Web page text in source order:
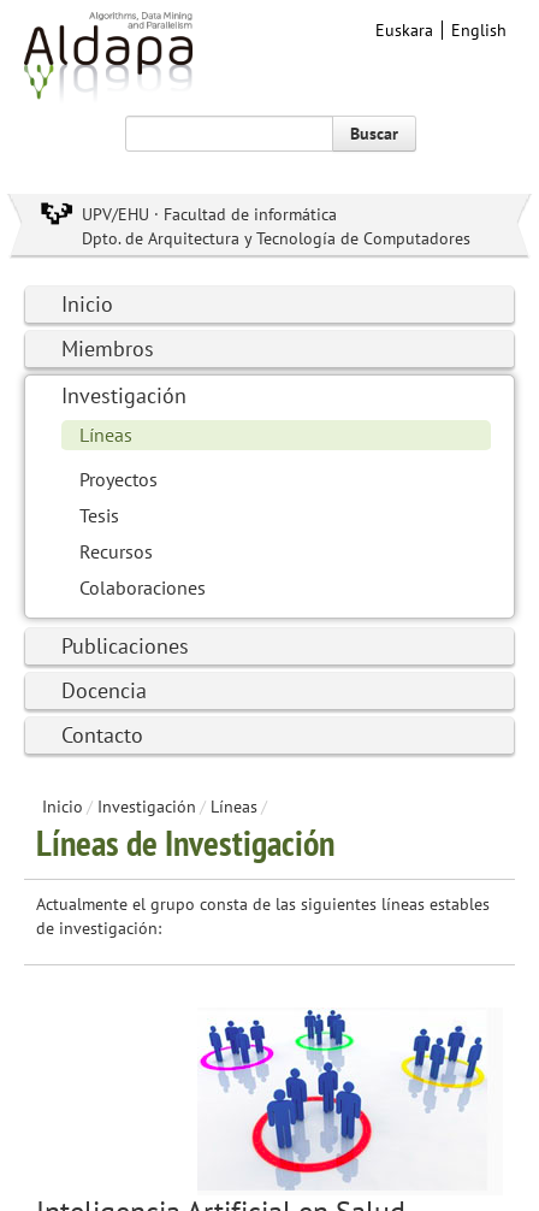
Euskara English
Buscar
UPV/EHU · Facultad de informática
Dpto. de Arquitectura y Tecnología de Computadores
Inicio
Miembros
Investigación
Líneas
Proyectos
Tesis
Recursos
Colaboraciones
Publicaciones
Docencia
Contacto
Inicio / Investigación / Líneas/
Líneas de Investigación
Actualmente el grupo consta de las siguientes líneas estables
de investigación: